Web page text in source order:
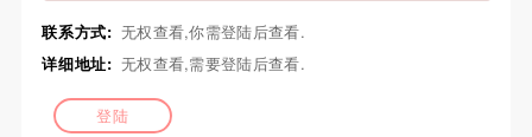
联系方式: 无权查看,你需登陆后查看.
详细地址: 无权查看,需要登陆后查看.
登陆